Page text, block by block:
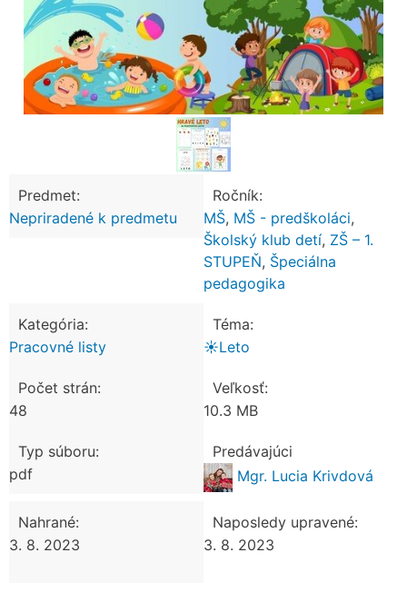
Predmet:
Nepriradené k predmetu
Ročník:
MŠ, MŠ - predškoláci,
Školský klub detí, ZŠ – 1.
STUPEŇ, Špeciálna
pedagogika
Kategória:
Pracovné listy
Téma:
☀️Leto
Počet strán:
48
Veľkosť:
10.3 MB
Typ súboru:
pdf
Predávajúci
Mgr. Lucia Krivdová
Nahrané:
3. 8. 2023
Naposledy upravené:
3. 8. 2023